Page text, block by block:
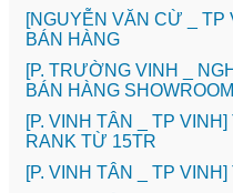
[NGUYỄN VĂN CỪ _ TP
BÁN HÀNG
[P. TRƯỜNG VINH _
BÁN HÀNG SHOWROOM
[P. VINH TÂN _ TP
RANK TỪ 15TR
[P. VINH TÂN _ TP